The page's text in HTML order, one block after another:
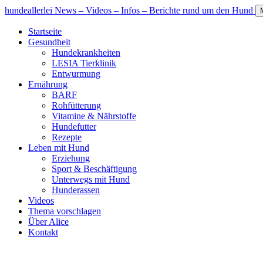
hundeallerlei News – Videos – Infos – Berichte rund um den Hund
Startseite
Gesundheit
Hundekrankheiten
LESIA Tierklinik
Entwurmung
Ernährung
BARF
Rohfütterung
Vitamine & Nährstoffe
Hundefutter
Rezepte
Leben mit Hund
Erziehung
Sport & Beschäftigung
Unterwegs mit Hund
Hunderassen
Videos
Thema vorschlagen
Über Alice
Kontakt